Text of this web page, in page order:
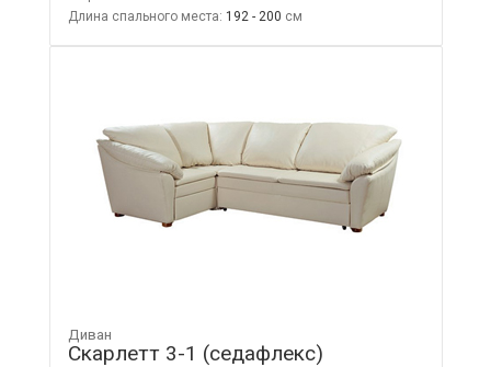
Длина спального места: 192 - 200
Диван
Скарлетт 3-1 (седафлекс)